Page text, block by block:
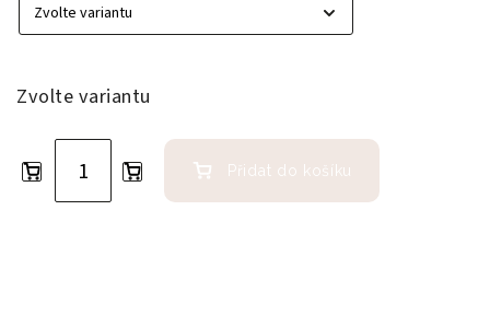
Zvolte variantu
Přidat do košíku